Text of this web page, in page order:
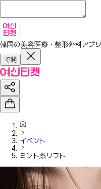
韓国の美容医療・整形外科アプリ
で開
イベント
ミント糸リフト